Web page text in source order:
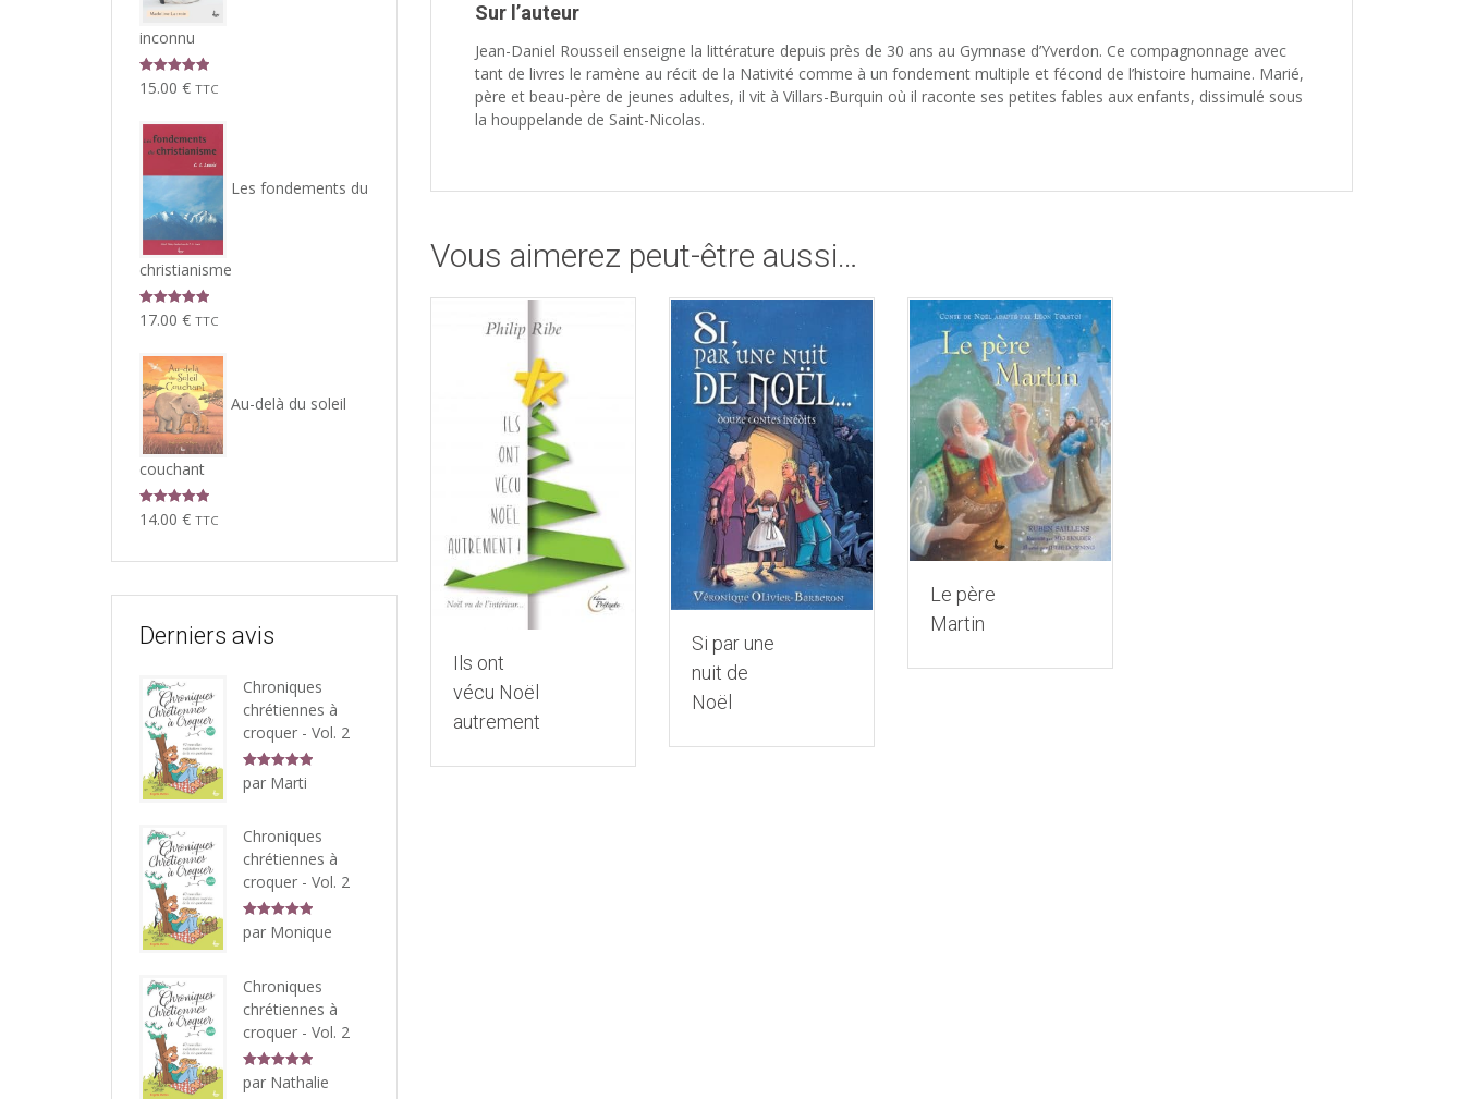
Sur l’auteur
Jean-Daniel Rousseil enseigne la littérature depuis près de 30 ans au Gymnase d’Yverdon. Ce compagnonnage avec
tant de livres le ramène au récit de la Nativité comme à un fondement multiple et fécond de l’histoire humaine. Marié,
père et beau-père de jeunes adultes, il vit à Villars-Burquin où il raconte ses petites fables aux enfants, dissimulé sous
la houppelande de Saint-Nicolas.
Vous aimerez peut-être aussi…
Ils ont
vécu Noël
autrement
Si par une
nuit de
Noël
Le père
Martin
inconnu
Note 5.00
15.00 € TTC
Les fondements du
christianisme
Note 5.00
17.00 € TTC
Au-delà du soleil
couchant
Note 5.00
14.00 € TTC
Derniers avis
Chroniques
chrétiennes à
croquer - Vol. 2
5 sur
5
par Marti
Chroniques
chrétiennes à
croquer - Vol. 2
5 sur
5
par Monique
Chroniques
chrétiennes à
croquer - Vol. 2
5 sur
5
par Nathalie